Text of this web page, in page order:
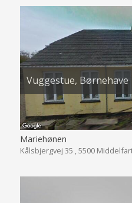
Vuggestue, Børnehave
Mariehønen
Kålsbjergvej 35 , 5500